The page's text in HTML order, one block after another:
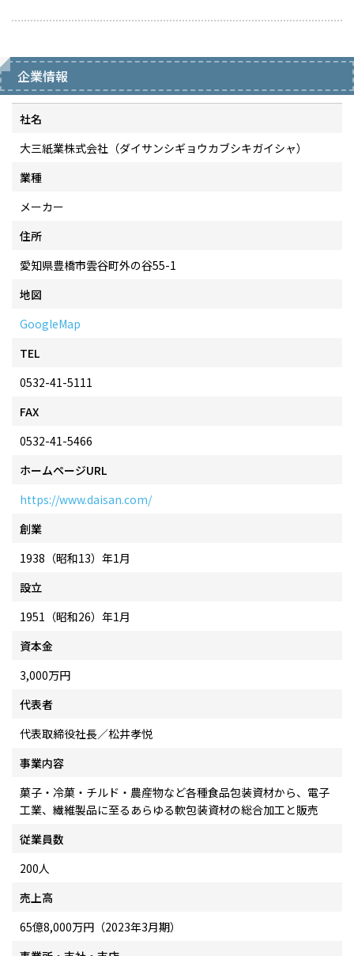
企業情報
社名
大三紙業株式会社（ダイサンシギョウカブシキガイシャ）
業種
メーカー
住所
愛知県豊橋市雲谷町外の谷55-1
地図
GoogleMap
TEL
0532-41-5111
FAX
0532-41-5466
ホームページURL
https://www.daisan.com/
創業
1938（昭和13）年1月
設立
1951（昭和26）年1月
資本金
3,000万円
代表者
代表取締役社長／松井孝悦
事業内容
菓子・冷菓・チルド・農産物など各種食品包装資材から、電子
工業、繊維製品に至るあらゆる軟包装資材の総合加工と販売
従業員数
200人
売上高
65億8,000万円（2023年3月期）